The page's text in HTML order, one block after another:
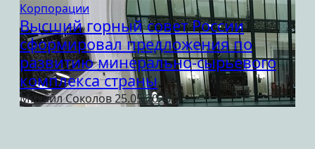
Корпорации
Высший горный совет России
сформировал предложения по
развитию минерально-сырьевого
комплекса страны
Михаил Соколов25.05.2026